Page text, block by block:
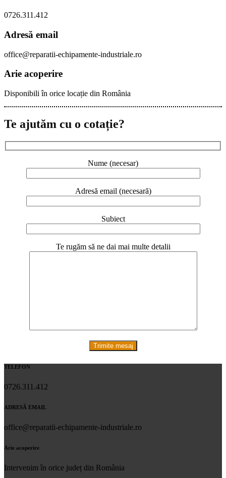
0726.311.412
Adresă email
office@reparatii-echipamente-industriale.ro
Arie acoperire
Disponibili în orice locație din România
Te ajutăm cu o cotație?
Nume (necesar)
Adresă email (necesară)
Subiect
Te rugăm să ne dai mai multe detalii
TELEFON
0726.311.412
ADRESĂ EMAIL
office@reparatii-echipamente-industriale.ro
Arie acoperire
Intervenim în orice județ din România